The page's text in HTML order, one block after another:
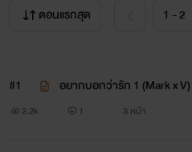
ตอนแรกสุด
#1 อยากบอกว่ารัก 1 (Mark x V)
2.2k 1 3 หน้า